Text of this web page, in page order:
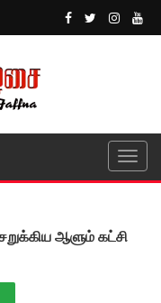
ஆளும் கட்சி